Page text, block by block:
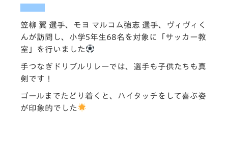
笠柳 翼 選手、モヨ マルコム強志 選手、ヴィヴィく
んが訪問し、小学5年生68名を対象に「サッカー教
室」を行いました
手つなぎドリブルリレーでは、選手も子供たちも真
剣です！
ゴールまでたどり着くと、ハイタッチをして喜ぶ姿
が印象的でした